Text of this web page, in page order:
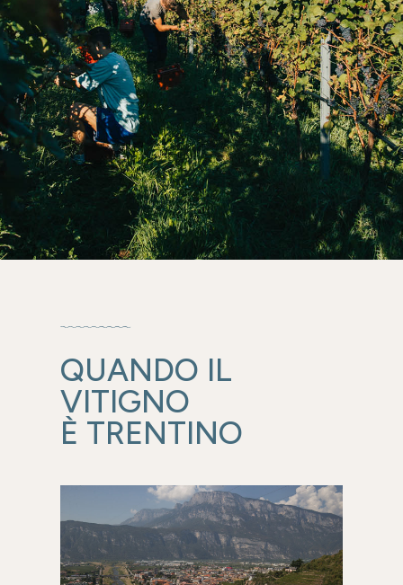
QUANDO IL
VITIGNO
È TRENTINO